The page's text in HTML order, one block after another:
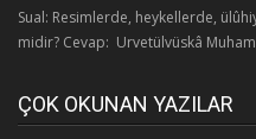
Sual: Resimlerde, heykellerde,
midir? Cevap: Urvetülvüskâ
ÇOK OKUNAN YAZILAR